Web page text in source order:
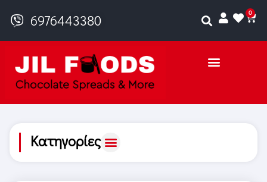
6976443380 0
Κατηγορίες